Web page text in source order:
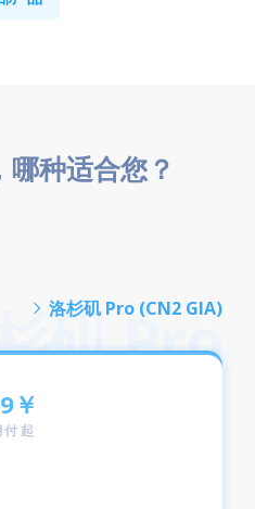
种适合您？
洛杉矶 Pro (CN2 GIA)
￥
付 起